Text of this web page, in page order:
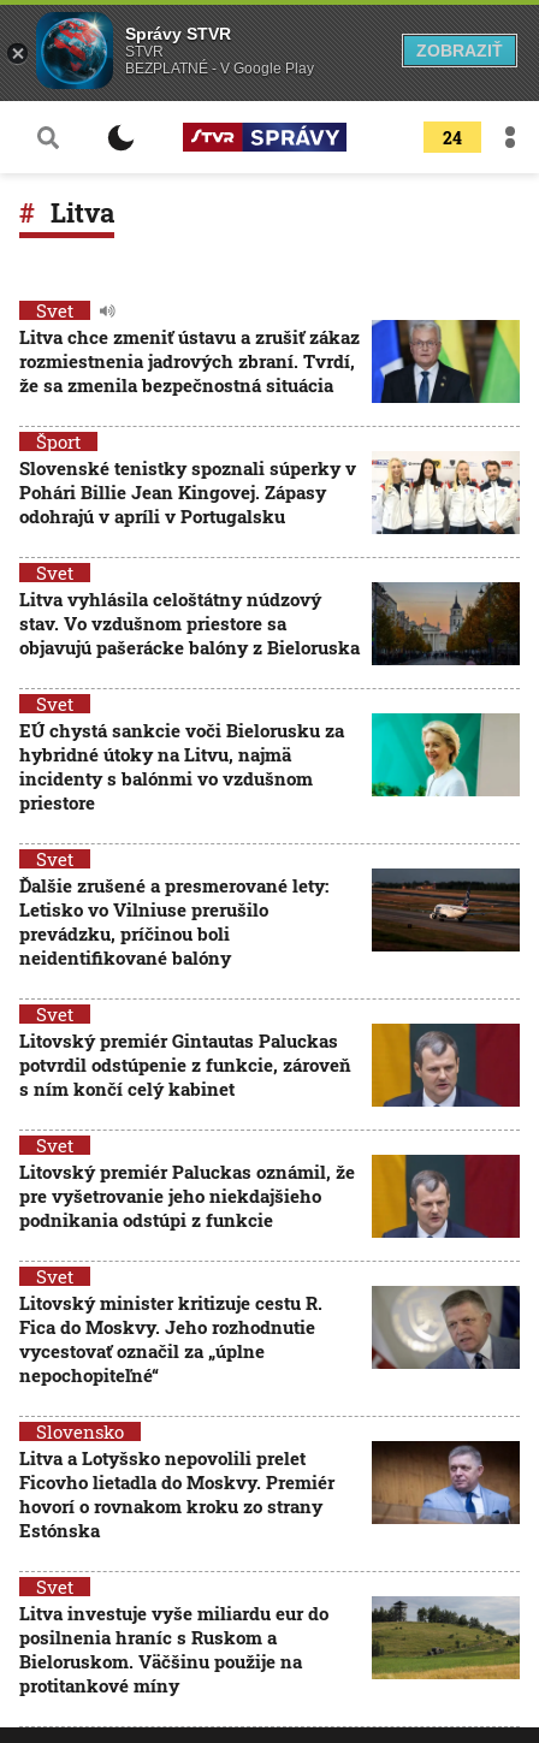
24
Litva
Svet
Litva chce zmeniť ústavu a zrušiť zákaz
rozmiestnenia jadrových zbraní. Tvrdí,
že sa zmenila bezpečnostná situácia
Šport
Slovenské tenistky spoznali súperky v
Pohári Billie Jean Kingovej. Zápasy
odohrajú v apríli v Portugalsku
Svet
Litva vyhlásila celoštátny núdzový
stav. Vo vzdušnom priestore sa
objavujú pašerácke balóny z Bieloruska
Svet
EÚ chystá sankcie voči Bielorusku za
hybridné útoky na Litvu, najmä
incidenty s balónmi vo vzdušnom
priestore
Svet
Ďalšie zrušené a presmerované lety:
Letisko vo Vilniuse prerušilo
prevádzku, príčinou boli
neidentifikované balóny
Svet
Litovský premiér Gintautas Paluckas
potvrdil odstúpenie z funkcie, zároveň
s ním končí celý kabinet
Svet
Litovský premiér Paluckas oznámil, že
pre vyšetrovanie jeho niekdajšieho
podnikania odstúpi z funkcie
Svet
Litovský minister kritizuje cestu R.
Fica do Moskvy. Jeho rozhodnutie
vycestovať označil za „úplne
nepochopiteľné“
Slovensko
Litva a Lotyšsko nepovolili prelet
Ficovho lietadla do Moskvy. Premiér
hovorí o rovnakom kroku zo strany
Estónska
Svet
Litva investuje vyše miliardu eur do
posilnenia hraníc s Ruskom a
Bieloruskom. Väčšinu použije na
protitankové míny
Správy STVR
STVR
BEZPLATNÉ - V Google Play
ZOBRAZIŤ